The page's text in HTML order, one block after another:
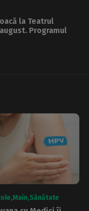
la Teatrul
Programul
Main Sănătate